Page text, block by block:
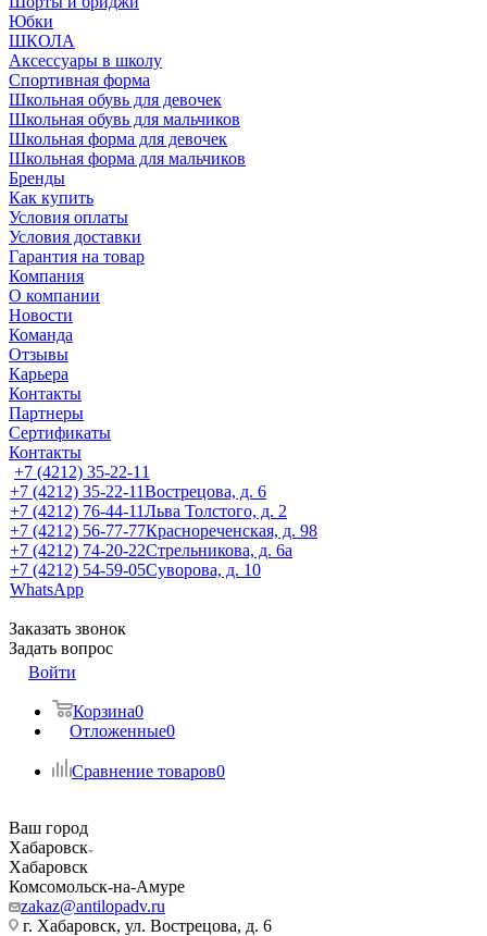
Юбки
ШКОЛА
Аксессуары в школу
Спортивная форма
Школьная обувь для девочек
Школьная обувь для мальчиков
Школьная форма для девочек
Школьная форма для мальчиков
Бренды
Как купить
Условия оплаты
Условия доставки
Гарантия на товар
Компания
О компании
Новости
Команда
Отзывы
Карьера
Контакты
Партнеры
Сертификаты
Контакты
+7 (4212) 35-22-11
+7 (4212) 35-22-11Вострецова, д. 6
+7 (4212) 76-44-11Льва Толстого, д. 2
+7 (4212) 56-77-77Краснореченская, д. 98
+7 (4212) 74-20-22Стрельникова, д. 6а
+7 (4212) 54-59-05Суворова, д. 10
WhatsApp
Заказать звонок
Задать вопрос
Войти
Корзина0
Отложенные0
Сравнение товаров0
Ваш город
Хабаровск
Хабаровск
Комсомольск-на-Амуре
zakaz@antilopadv.ru
г. Хабаровск, ул. Вострецова, д. 6